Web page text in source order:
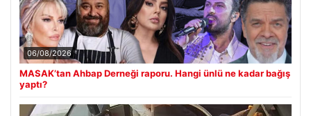
06/08/2026
MASAK’tan Ahbap Derneği raporu. Hangi ünlü ne kadar bağış
yaptı?